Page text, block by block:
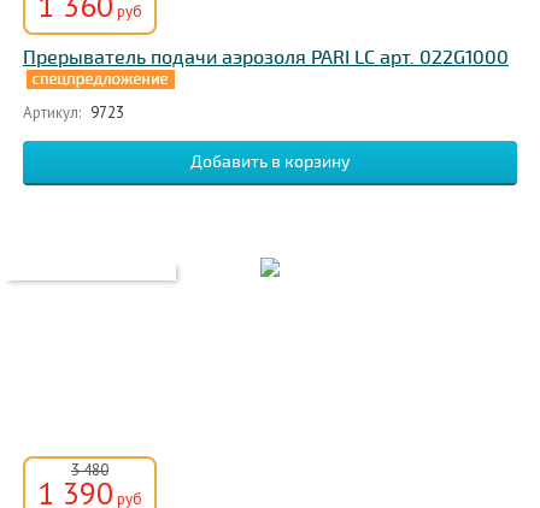
руб
Прерыватель подачи аэрозоля PARI LC арт. 022G1000
Артикул: 9723
3 480
1 390 руб